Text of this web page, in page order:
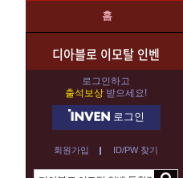
홈
디아블로 이모탈 인벤
로그인하고
출석보상 받으세요!
로그인
회원가입 ID/PW 찾기